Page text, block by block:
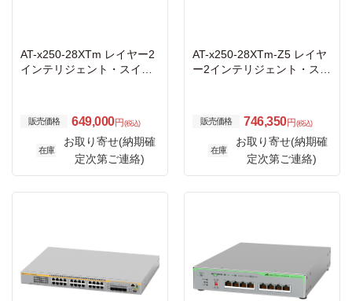
AT-x250-28XTm レイヤー2
インテリジェント・スイッ
販売価格 649,000円 (税込)
在庫
お取り寄せ(納期確
定次第ご連絡)
AT-x250-28XTm-Z5 レイヤ
ー2インテリジェント・スイ
販売価格 746,350円 (税込)
在庫
お取り寄せ(納期確
定次第ご連絡)